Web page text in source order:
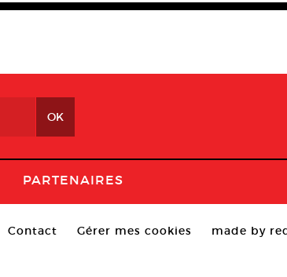
PARTENAIRES
Contact Gérer mes cookies made by